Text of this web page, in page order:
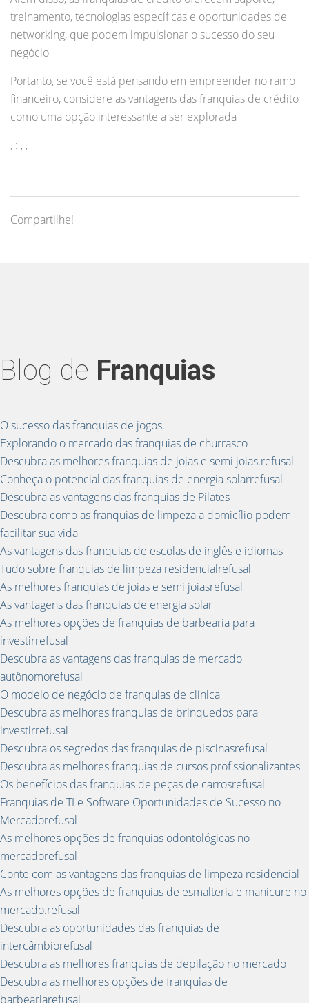
treinamento, tecnologias específicas e oportunidades de
networking, que podem impulsionar o sucesso do seu
negócio
Portanto, se você está pensando em empreender no ramo
financeiro, considere as vantagens das franquias de crédito
como uma opção interessante a ser explorada
, : , ,
Compartilhe!
Blog de Franquias
O sucesso das franquias de jogos.
Explorando o mercado das franquias de churrasco
Descubra as melhores franquias de joias e semi joias.refusal
Conheça o potencial das franquias de energia solarrefusal
Descubra as vantagens das franquias de Pilates
Descubra como as franquias de limpeza a domicílio podem
facilitar sua vida
As vantagens das franquias de escolas de inglês e idiomas
Tudo sobre franquias de limpeza residencialrefusal
As melhores franquias de joias e semi joiasrefusal
As vantagens das franquias de energia solar
As melhores opções de franquias de barbearia para
investirrefusal
Descubra as vantagens das franquias de mercado
autônomorefusal
O modelo de negócio de franquias de clínica
Descubra as melhores franquias de brinquedos para
investirrefusal
Descubra os segredos das franquias de piscinasrefusal
Descubra as melhores franquias de cursos profissionalizantes
Os benefícios das franquias de peças de carrosrefusal
Franquias de TI e Software Oportunidades de Sucesso no
Mercadorefusal
As melhores opções de franquias odontológicas no
mercadorefusal
Conte com as vantagens das franquias de limpeza residencial
As melhores opções de franquias de esmalteria e manicure no
mercado.refusal
Descubra as oportunidades das franquias de
intercâmbiorefusal
Descubra as melhores franquias de depilação no mercado
Descubra as melhores opções de franquias de
barbeariarefusal